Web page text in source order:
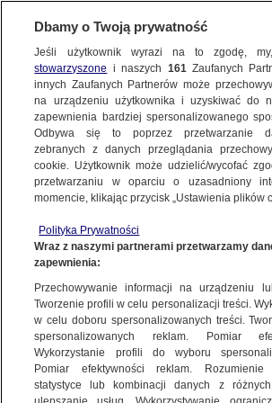
FAKTY | ZOBACZ FAKTY
PiS obiecuje nowe inwestycje i wylicza
sporze z Brukselą nie wspomina
NAJNOWSZE
ZOBACZ FAKTY
FAKTY PO FAKTACH
FAKTY O ŚWIECIE
WIĘCEJ
KANAŁY
Dzień dobry!
Jedno konto do
Dbamy o Twoją prywatność
Jeśli użytkownik wyrazi na to zgodę,
stowarzyszone i naszych 161Zaufanych
innych Zaufanych Partnerów może
na urządzeniu użytkownika i uzyskiwać do
zapewnienia bardziej spersonalizowanego
Odbywa się to poprzez przetwarzanie
zebranych z danych przeglądania
cookie. Użytkownik może udzielić/wycofać
przetwarzaniu w oparciu o uzasadniony
momencie, klikając przycisk „Ustawienia plików
Polityka Prywatności
Wraz z naszymi partnerami przetwarzamy
zapewnienia:
Przechowywanie informacji na urządzeniu
Tworzenie profili w celu personalizacji treści.
w celu doboru spersonalizowanych treści.
spersonalizowanych reklam. Pomiar
Wykorzystanie profili do wyboru
Pomiar efektywności reklam.
statystyce lub kombinacji danych z